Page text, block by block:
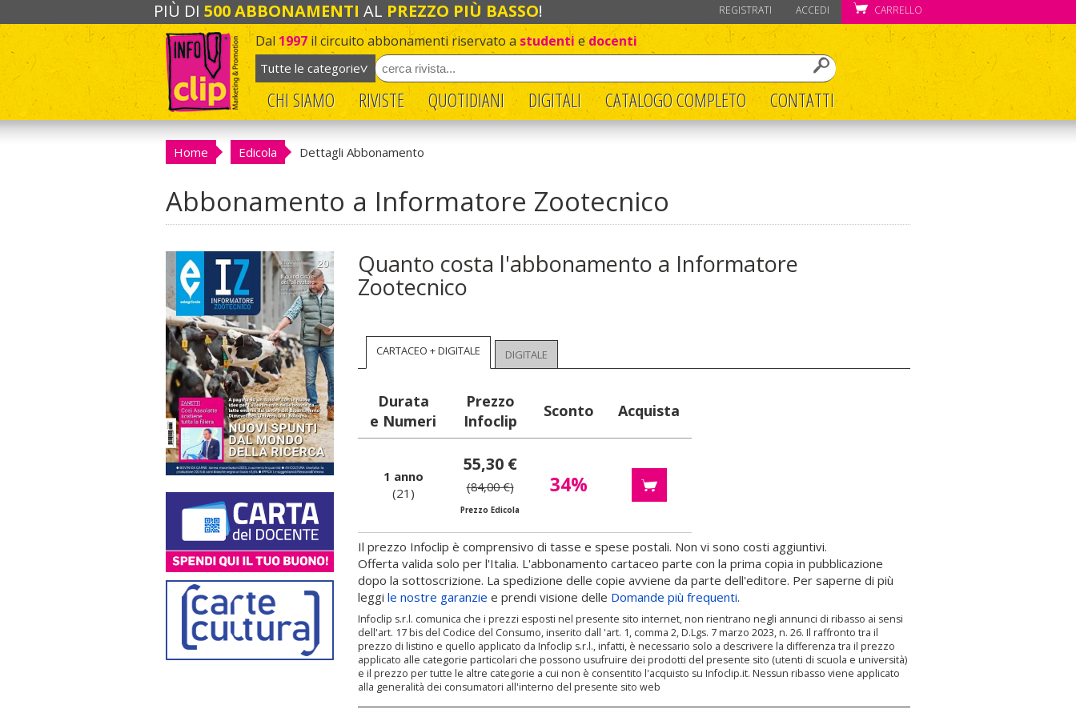
PIÙ DI 500 ABBONAMENTI AL PREZZO PIÙ BASSO! REGISTRATI ACCEDI CARRELLO
Dal1997 il circuito abbonamenti riservato a studenti e docenti
CHI SIAMO RIVISTE QUOTIDIANI DIGITALI CATALOGO COMPLETO CONTATTI
Home Edicola Dettagli Abbonamento
Abbonamento a Informatore Zootecnico
Quanto costa l'abbonamento a Informatore
Zootecnico
CARTACEO + DIGITALE DIGITALE
Durata
e Numeri
Prezzo
Infoclip
Sconto Acquista
1 anno
(21)
55,30 €
(84,00 €)
Prezzo Edicola
34%
Il prezzo Infoclip è comprensivo di tasse e spese postali. Non vi sono costi aggiuntivi.
Offerta valida solo per l'Italia. L'abbonamento cartaceo parte con la prima copia in pubblicazione
dopo la sottoscrizione. La spedizione delle copie avviene da parte dell'editore. Per saperne di più
leggi le nostre garanzie e prendi visione delle Domande più frequenti.
Infoclip s.r.l. comunica che i prezzi esposti nel presente sito internet, non rientrano negli annunci di ribasso ai sensi
dell'art. 17 bis del Codice del Consumo, inserito dall 'art. 1, comma 2, D.Lgs. 7 marzo 2023, n. 26. Il raffronto tra il
prezzo di listino e quello applicato da Infoclip s.r.l., infatti, è necessario solo a descrivere la differenza tra il prezzo
applicato alle categorie particolari che possono usufruire dei prodotti del presente sito (utenti di scuola e università)
e il prezzo per tutte le altre categorie a cui non è consentito l'acquisto su Infoclip.it. Nessun ribasso viene applicato
alla generalità dei consumatori all'interno del presente sito web